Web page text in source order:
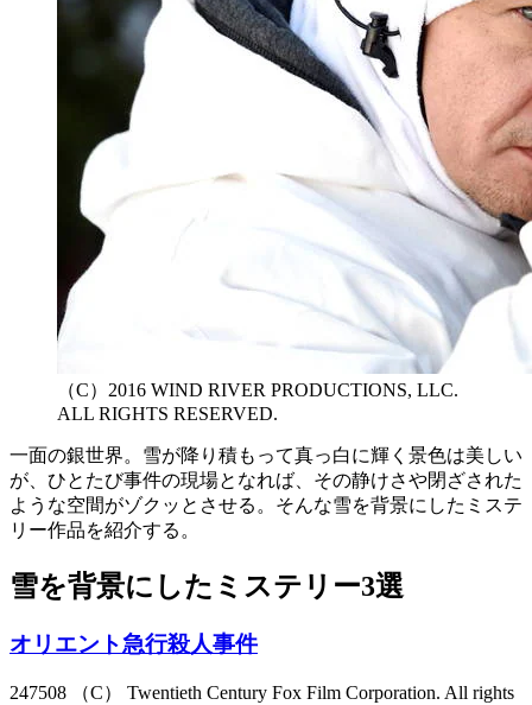
（C）2016 WIND RIVER PRODUCTIONS, LLC.
ALL RIGHTS RESERVED.
一面の銀世界。雪が降り積もって真っ白に輝く景色は美しい
が、ひとたび事件の現場となれば、その静けさや閉ざされた
ような空間がゾクッとさせる。そんな雪を背景にしたミステ
リー作品を紹介する。
雪を背景にしたミステリー3選
オリエント急行殺人事件
247508 （C） Twentieth Century Fox Film Corporation. All rights